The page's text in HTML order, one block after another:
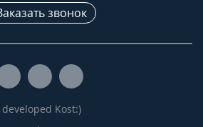
звонок
developed Kost:)